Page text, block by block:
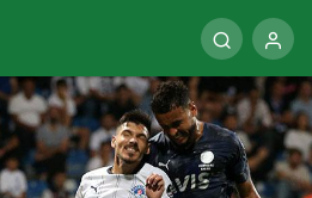
maça damga vuran